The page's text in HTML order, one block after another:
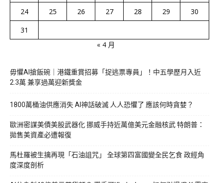
24
25 26 27 28 29
30
31
« 4 月
毋懼AI搶飯碗｜港鐵重賞招募「捉逃票專員」！中五學歷月入近
2.3萬 兼享過萬迎新獎金
1800萬桶油供應消失 AI神話破滅 人人恐懼了 應該何時貪婪？
歐洲密謀美債美股武器化 挪威手持近萬億美元金融核武 特朗普：
拋售美資產必遭報復
馬杜羅被生擒再現「石油詛咒」 全球第四富國變全民乞食 政經角
度深度剖析